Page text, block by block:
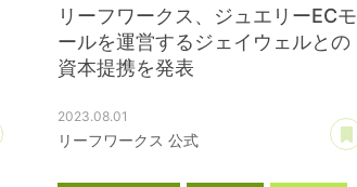
あとで読む
リーフワークス、ジュエリーECモ
ールを運営するジェイウェルとの
資本提携を発表
2023.08.01
リーフワークス 公式